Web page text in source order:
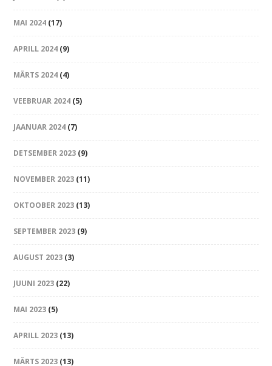
MAI 2024 (17)
APRILL 2024 (9)
MÄRTS 2024 (4)
VEEBRUAR 2024 (5)
JAANUAR 2024 (7)
DETSEMBER 2023 (9)
NOVEMBER 2023 (11)
OKTOOBER 2023 (13)
SEPTEMBER 2023 (9)
AUGUST 2023 (3)
JUUNI 2023 (22)
MAI 2023 (5)
APRILL 2023 (13)
MÄRTS 2023 (13)